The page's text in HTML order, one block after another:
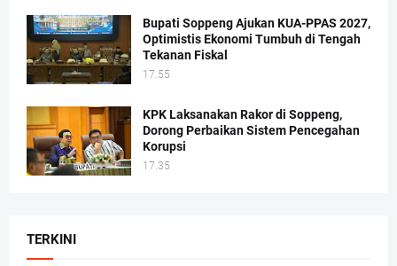
Bupati Soppeng Ajukan KUA-PPAS 2027,
Optimistis Ekonomi Tumbuh di Tengah
Tekanan Fiskal
17.55
KPK Laksanakan Rakor di Soppeng,
Dorong Perbaikan Sistem Pencegahan
Korupsi
17.35
TERKINI